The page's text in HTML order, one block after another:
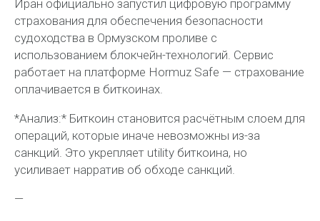
Иран официально запустил цифровую программу
страхования для обеспечения безопасности
судоходства в Ормузском проливе с
использованием блокчейн-технологий. Сервис
работает на платформе Hormuz Safe — страхование
оплачивается в биткоинах.
*Анализ:* Биткоин становится расчётным слоем для
операций, которые иначе невозможны из-за
санкций. Это укрепляет utility биткоина, но
усиливает нарратив об обходе санкций.
—